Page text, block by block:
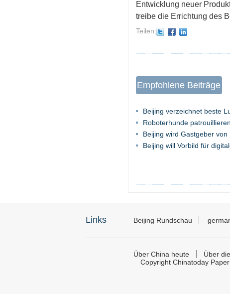
Entwicklung neuer
treibe die Errichtung des
Teilen:
Empfohlene Beiträge
Beijing verzeichnet beste
Roboterhunde
Beijing wird Gastgeber
Beijing will Vorbild für
Links Beijing Rundschau
Über China heute Über
Copyright Chinatoday